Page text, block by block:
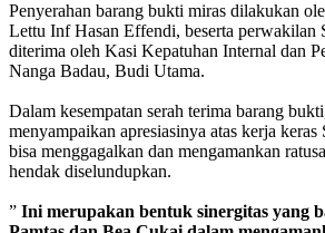
Penyerahan barang bukti miras dilakukan
Lettu Inf Hasan Effendi, beserta perwakilan
diterima oleh Kasi Kepatuhan Internal dan
Nanga Badau, Budi Utama.
Dalam kesempatan serah terima barang
menyampaikan apresiasinya atas kerja keras
bisa menggagalkan dan mengamankan
hendak diselundupkan.
” Ini merupakan bentuk sinergitas yang